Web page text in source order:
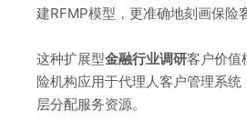
建RFMP模型，更准确地刻画保险
这种扩展型金融行业调研客户价值
险机构应用于代理人客户管理系统
层分配服务资源。